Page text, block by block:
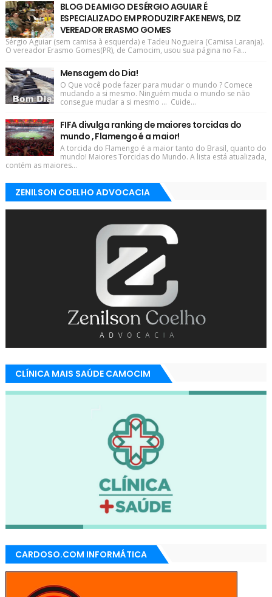
BLOG DE AMIGO DE SÉRGIO AGUIAR É
ESPECIALIZADO EM PRODUZIR FAKE NEWS, DIZ
VEREADOR ERASMO GOMES
Sérgio Aguiar (sem camisa à esquerda) e Tadeu Nogueira (Camisa Laranja).
O vereador Erasmo Gomes(PR), de Camocim, usou sua página no Fa...
Mensagem do Dia!
O Que você pode fazer para mudar o mundo ? Comece
mudando a si mesmo. Ninguém muda o mundo se não
consegue mudar a si mesmo ... Cuide...
FIFA divulga ranking de maiores torcidas do
mundo , Flamengo é a maior!
A torcida do Flamengo é a maior tanto do Brasil, quanto do
mundo! Maiores Torcidas do Mundo. A lista está atualizada,
contém as maiores...
ZENILSON COELHO ADVOCACIA
CLÍNICA MAIS SAÚDE CAMOCIM
CARDOSO.COM INFORMÁTICA